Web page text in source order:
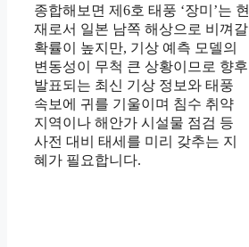
종합해보면 제6호 태풍 ‘장미’는 현
재로서 일본 남쪽 해상으로 비껴갈
확률이 높지만, 기상 예측 모델의
변동성이 무척 큰 상황이므로 향후
발표되는 최신 기상 정보와 태풍
속보에 귀를 기울이며 침수 취약
지역이나 해안가 시설물 점검 등
사전 대비 태세를 미리 갖추는 지
혜가 필요합니다.